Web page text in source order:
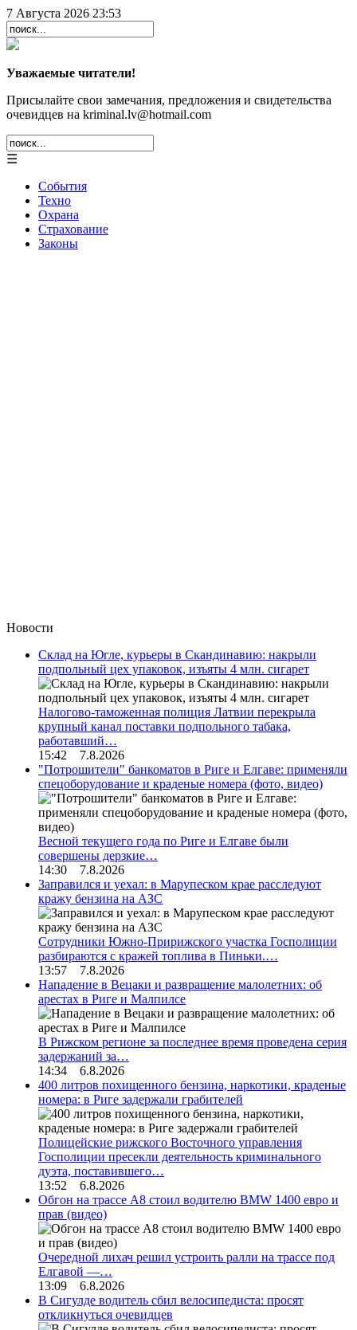
7 Августа 2026 23:53
Уважаемые читатели!
Присылайте свои замечания, предложения и свидетельства
очевидцев на kriminal.lv@hotmail.com
☰
События
Техно
Охрана
Страхование
Законы
Новости
Склад на Югле, курьеры в Скандинавию: накрыли
подпольный цех упаковок, изъяты 4 млн. сигарет
Налогово-таможенная полиция Латвии перекрыла
крупный канал поставки подпольного табака,
работавший…
15:42 7.8.2026
"Потрошители" банкоматов в Риге и Елгаве: применяли
спецоборудование и краденые номера (фото, видео)
Весной текущего года по Риге и Елгаве были
совершены дерзкие…
14:30 7.8.2026
Заправился и уехал: в Марупеском крае расследуют
кражу бензина на АЗС
Сотрудники Южно-Пририжского участка Госполиции
разбираются с кражей топлива в Пиньки.…
13:57 7.8.2026
Нападение в Вецаки и развращение малолетних: об
арестах в Риге и Малпилсе
В Рижском регионе за последнее время проведена серия
задержаний за…
14:34 6.8.2026
400 литров похищенного бензина, наркотики, краденые
номера: в Риге задержали грабителей
Полицейские рижского Восточного управления
Госполиции пресекли деятельность криминального
дуэта, поставившего…
13:52 6.8.2026
Обгон на трассе А8 стоил водителю BMW 1400 евро и
прав (видео)
Очередной лихач решил устроить ралли на трассе под
Елгавой —…
13:09 6.8.2026
В Сигулде водитель сбил велосипедиста: просят
откликнуться очевидцев